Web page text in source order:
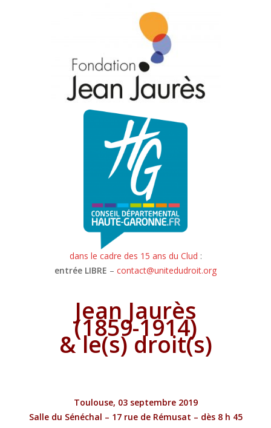
dans le cadre des 15 ans du Clud :
entrée LIBRE – contact@unitedudroit.org
Jean Jaurès
(1859-1914)
& le(s) droit(s)
Toulouse, 03 septembre 2019
Salle du Sénéchal – 17 rue de Rémusat – dès 8 h 45